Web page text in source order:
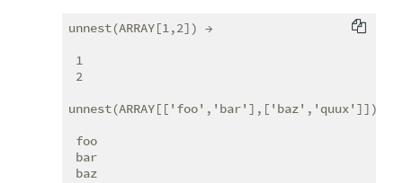
unnest(ARRAY[1,2]) →
1
2
unnest(ARRAY[['foo','bar'],['baz','quux']]) →
foo
bar
baz